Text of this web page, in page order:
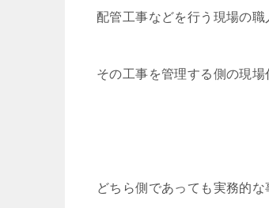
配管工事などを行う現場の職
その工事を管理する側の現場
どちら側であっても実務的